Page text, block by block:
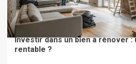
TRAVAUX & RÉNOVATION
Investir dans un bien à rénover :
rentable ?